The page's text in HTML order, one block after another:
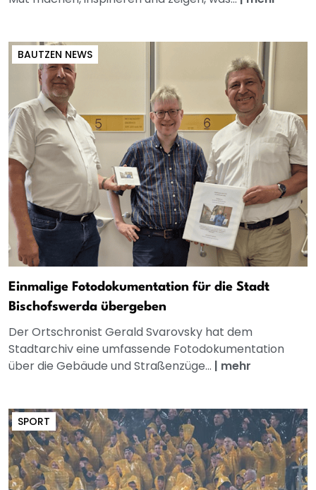
BAUTZEN NEWS
Einmalige Fotodokumentation für die Stadt
Bischofswerda übergeben
Der Ortschronist Gerald Svarovsky hat dem
Stadtarchiv eine umfassende Fotodokumentation
über die Gebäude und Straßenzüge... | mehr
SPORT